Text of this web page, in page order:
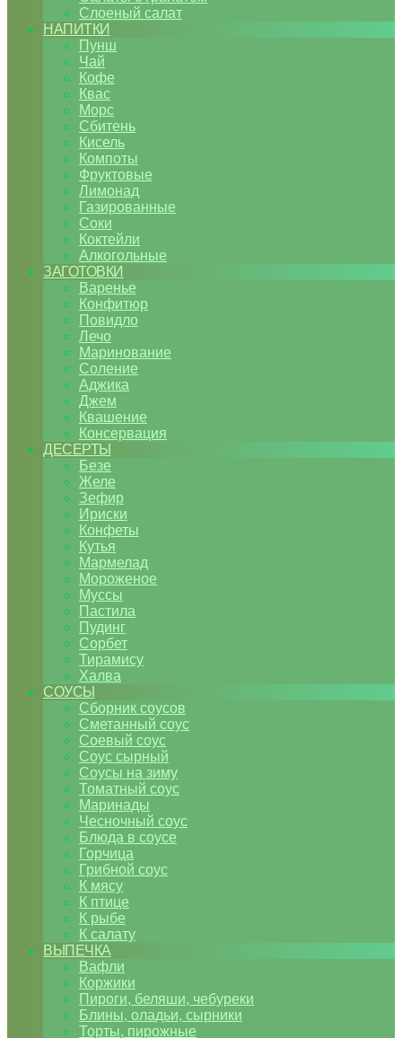
Слоеный салат
НАПИТКИ
Пунш
Чай
Кофе
Квас
Морс
Сбитень
Кисель
Компоты
Фруктовые
Лимонад
Газированные
Соки
Коктейли
Алкогольные
ЗАГОТОВКИ
Варенье
Конфитюр
Повидло
Лечо
Маринование
Соление
Аджика
Джем
Квашение
Консервация
ДЕСЕРТЫ
Безе
Желе
Зефир
Ириски
Конфеты
Кутья
Мармелад
Мороженое
Муссы
Пастила
Пудинг
Сорбет
Тирамису
Халва
СОУСЫ
Сборник соусов
Сметанный соус
Соевый соус
Соус сырный
Соусы на зиму
Томатный соус
Маринады
Чесночный соус
Блюда в соусе
Горчица
Грибной соус
К мясу
К птице
К рыбе
К салату
ВЫПЕЧКА
Вафли
Коржики
Пироги, беляши, чебуреки
Блины, оладьи, сырники
Торты, пирожные